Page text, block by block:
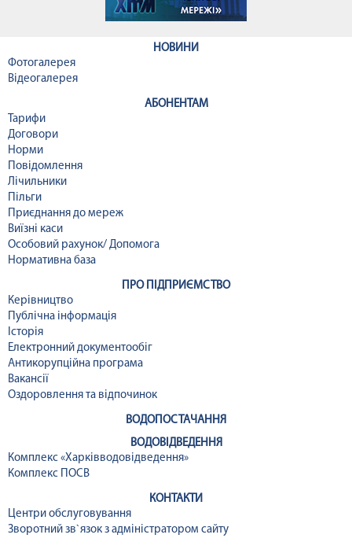
НОВИНИ
Фотогалерея
Відеогалерея
АБОНЕНТАМ
Тарифи
Договори
Норми
Повідомлення
Лічильники
Пільги
Приєднання до мереж
Виїзні каси
Особовий рахунок/ Допомога
Нормативна база
ПРО ПІДПРИЄМСТВО
Керівництво
Публічна інформація
Історія
Електронний документообіг
Антикорупційна програма
Вакансії
Оздоровлення та відпочинок
ВОДОПОСТАЧАННЯ
ВОДОВІДВЕДЕННЯ
Комплекс «Харківводовідведення»
Комплекс ПОСВ
КОНТАКТИ
Центри обслуговування
Зворотний зв`язок з адміністратором сайту